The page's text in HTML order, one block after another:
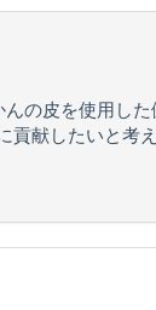
の皮を使用し
献したいと考え